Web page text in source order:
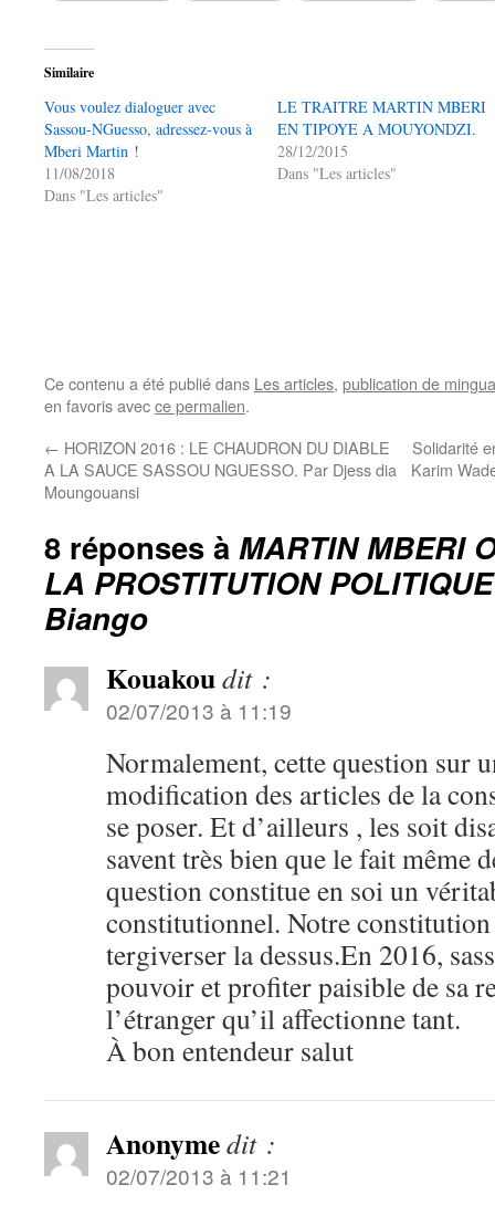
Similaire
Vous voulez dialoguer avec
Sassou-NGuesso, adressez-vous à
Mberi Martin !
11/08/2018
Dans "Les articles"
LE TRAITRE MARTIN MBERI
EN TIPOYE A MOUYONDZI.
28/12/2015
Dans "Les articles"
Ce contenu a été publié dans Les articles, publication de
en favoris avecce permalien.
← HORIZON 2016 : LE CHAUDRON DU DIABLE
A LA SAUCE SASSOU NGUESSO. Par Djess dia
Moungouansi
Solidarité
Karim
8 réponses à MARTIN MBERI
LA PROSTITUTION
Biango
Kouakoudit :
02/07/2013 à 11:19
Normalement, cette question sur
modification des articles de la
se poser. Et d’ailleurs , les soit
savent très bien que le fait même
question constitue en soi un
constitutionnel. Notre
tergiverser la dessus.En 2016,
pouvoir et profiter paisible de sa
l’étranger qu’il affectionne tant.
À bon entendeur salut
Anonymedit :
02/07/2013 à 11:21